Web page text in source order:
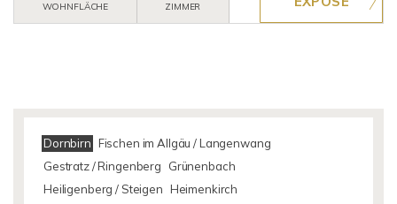
WOHNFLÄCHE
ZIMMER
Dornbirn Fischen im Allgäu / Langenwang
Gestratz / Ringenberg
Grünenbach
Heiligenberg / Steigen Heimenkirch